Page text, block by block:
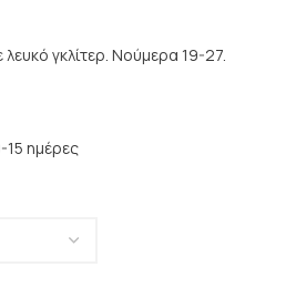
γκλίτερ. Νούμερα 19-27.
ημέρες